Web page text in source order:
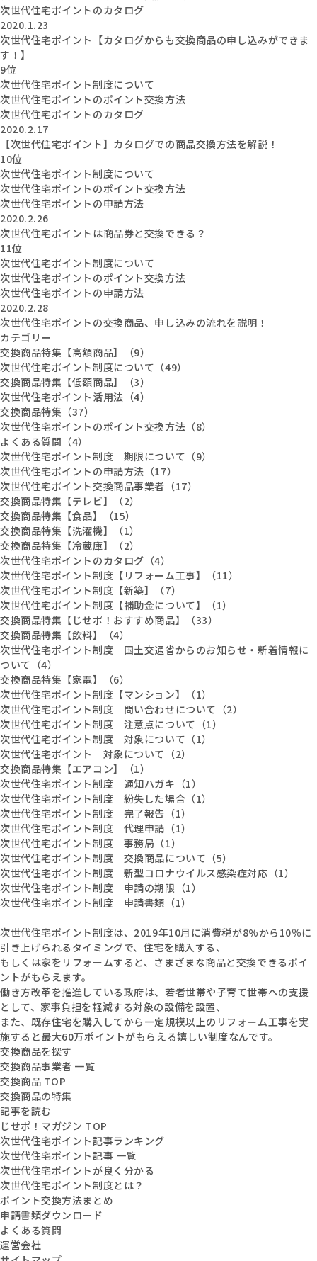
次世代住宅ポイントのカタログ
2020.1.23
次世代住宅ポイント【カタログからも交換商品の申し込みができま
す！】
9位
次世代住宅ポイント制度について
次世代住宅ポイントのポイント交換方法
次世代住宅ポイントのカタログ
2020.2.17
【次世代住宅ポイント】カタログでの商品交換方法を解説！
10位
次世代住宅ポイント制度について
次世代住宅ポイントのポイント交換方法
次世代住宅ポイントの申請方法
2020.2.26
次世代住宅ポイントは商品券と交換できる？
11位
次世代住宅ポイント制度について
次世代住宅ポイントのポイント交換方法
次世代住宅ポイントの申請方法
2020.2.28
次世代住宅ポイントの交換商品、申し込みの流れを説明！
カテゴリー
交換商品特集【高額商品】（9）
次世代住宅ポイント制度について（49）
交換商品特集【低額商品】（3）
次世代住宅ポイント活用法（4）
交換商品特集（37）
次世代住宅ポイントのポイント交換方法（8）
よくある質問（4）
次世代住宅ポイント制度 期限について（9）
次世代住宅ポイントの申請方法（17）
次世代住宅ポイント交換商品事業者（17）
交換商品特集【テレビ】（2）
交換商品特集【食品】（15）
交換商品特集【洗濯機】（1）
交換商品特集【冷蔵庫】（2）
次世代住宅ポイントのカタログ（4）
次世代住宅ポイント制度【リフォーム工事】（11）
次世代住宅ポイント制度【新築】（7）
次世代住宅ポイント制度【補助金について】（1）
交換商品特集【じせポ！おすすめ商品】（33）
交換商品特集【飲料】（4）
次世代住宅ポイント制度 国土交通省からのお知らせ・新着情報に
ついて（4）
交換商品特集【家電】（6）
次世代住宅ポイント制度【マンション】（1）
次世代住宅ポイント制度 問い合わせについて（2）
次世代住宅ポイント制度 注意点について（1）
次世代住宅ポイント制度 対象について（1）
次世代住宅ポイント 対象について（2）
交換商品特集【エアコン】（1）
次世代住宅ポイント制度 通知ハガキ（1）
次世代住宅ポイント制度 紛失した場合（1）
次世代住宅ポイント制度 完了報告（1）
次世代住宅ポイント制度 代理申請（1）
次世代住宅ポイント制度 事務局（1）
次世代住宅ポイント制度 交換商品について（5）
次世代住宅ポイント制度 新型コロナウイルス感染症対応（1）
次世代住宅ポイント制度 申請の期限（1）
次世代住宅ポイント制度 申請書類（1）
次世代住宅ポイント制度は、2019年10月に消費税が8%から10％に
引き上げられるタイミングで、住宅を購入する、
もしくは家をリフォームすると、さまざまな商品と交換できるポイ
ントがもらえます。
働き方改革を推進している政府は、若者世帯や子育て世帯への支援
として、家事負担を軽減する対象の設備を設置、
また、既存住宅を購入してから一定規模以上のリフォーム工事を実
施すると最大60万ポイントがもらえる嬉しい制度なんです。
交換商品を探す
交換商品事業者 一覧
交換商品 TOP
交換商品の特集
記事を読む
じせポ！マガジン TOP
次世代住宅ポイント記事ランキング
次世代住宅ポイント記事 一覧
次世代住宅ポイントが良く分かる
次世代住宅ポイント制度とは？
ポイント交換方法まとめ
申請書類ダウンロード
よくある質問
運営会社